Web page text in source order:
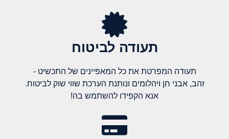
תעודה לביטוח
תעודה המפרטת את כל המאפיינים של התכשיט -
זהב, אבני חן ויהלומים ונותנת הערכת שווי שוק לביטוח.
אנא הקפידו להשתמש בה!